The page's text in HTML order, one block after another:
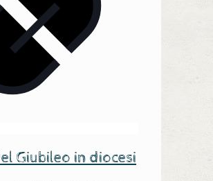
Giubileo in diocesi